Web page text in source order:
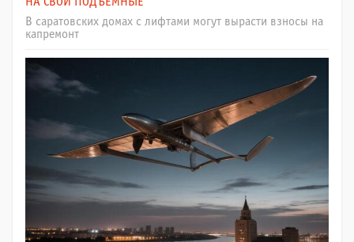
В саратовских домах с лифтами могут вырасти взносы на
капремонт